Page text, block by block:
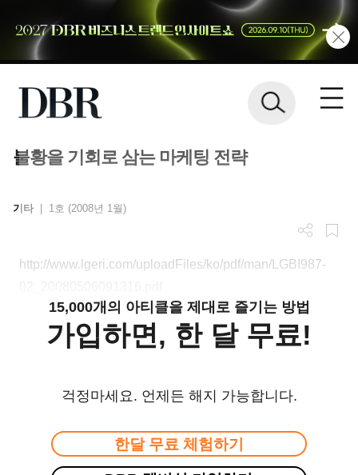
불황을 기회로 삼는 마케팅 전략
기타 1호 (2008년 1월)
http://www.lgeri.com/uploadFiles/ko/pdf/man/LGBI987-
15,000개의 아티클을 제대로 즐기는 방법
가입하면, 한 달 무료!
걱정마세요. 언제든 해지 가능합니다.
한달 무료 체험하기